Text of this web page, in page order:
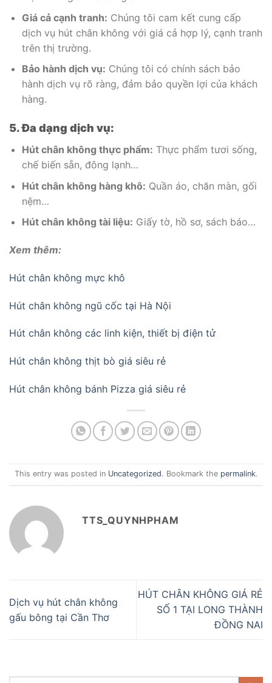
Giá cả cạnh tranh: Chúng tôi cam kết cung cấp
dịch vụ hút chân không với giá cả hợp lý, cạnh tranh
trên thị trường.
Bảo hành dịch vụ: Chúng tôi có chính sách bảo
hành dịch vụ rõ ràng, đảm bảo quyền lợi của khách
hàng.
5. Đa dạng dịch vụ:
Hút chân không thực phẩm: Thực phẩm tươi sống,
chế biến sẵn, đông lạnh…
Hút chân không hàng khô: Quần áo, chăn màn, gối
nệm…
Hút chân không tài liệu: Giấy tờ, hồ sơ, sách báo…
Xem thêm:
Hút chân không mực khô
Hút chân không ngũ cốc tại Hà Nội
Hút chân không các linh kiện, thiết bị điện tử
Hút chân không thịt bò giá siêu rẻ
Hút chân không bánh Pizza giá siêu rẻ
This entry was posted in Uncategorized. Bookmark the permalink.
TTS_QUYNHPHAM
Dịch vụ hút chân không
gấu bông tại Cần Thơ
HÚT CHÂN KHÔNG GIÁ RẺ
SỐ 1 TẠI LONG THÀNH
ĐỒNG NAI